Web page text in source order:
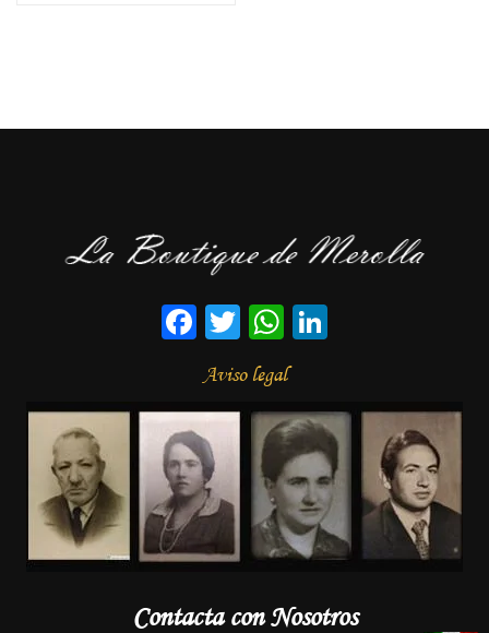
Facebook
TwitterWhatsApp
Aviso legal
Contacta con Nosotros